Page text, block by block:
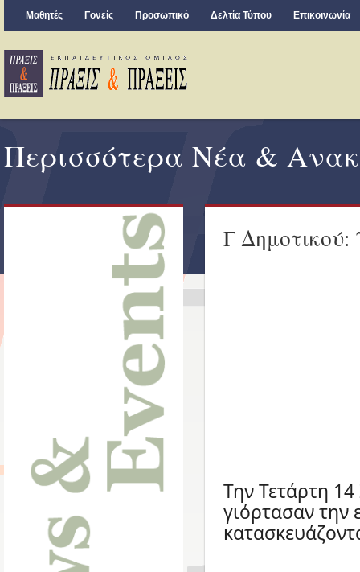
Μαθητές Γονείς Προσωπικό Δελτία Τύπου Επικοινωνία
Περισσότερα Νέα &
Γ
Την Τετάρτη
γιόρτασαν την